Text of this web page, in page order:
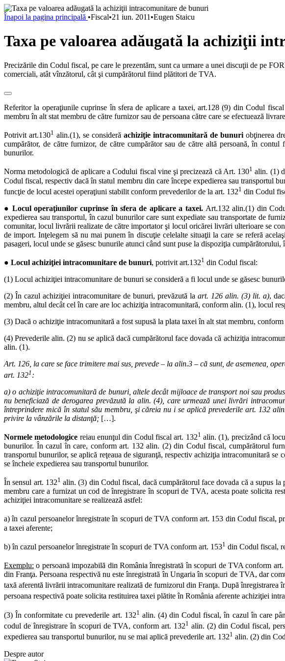
Înapoi la pagina principală •Fiscal•21 iun. 2011 •Eugen Staicu
Taxa pe valoarea adăugată la achiziţii
Precizările din Codul fiscal, pe care le prezentăm, sunt ca urmare a unei discuţii de pe
comerciali, atât vînzătorul, cât şi cumpărătorul fiind plătitori de TVA.
Referitor la operaţiunile cuprinse în sfera de aplicare a taxei, art.128 (9) din Codul fiscal
membru în alt stat membru de către furnizor sau de persoana către care se efectuează
Potrivit art.1301 alin.(1), se considerăachiziţie intracomunitară de bunuri obţinerea
cumpărător, de către furnizor, de către cumpărător sau de către altă persoană, în
bunurilor.
Norma metodologică de aplicare a Codului fiscal vine şi precizează că Art. 1301 alin. (1)
Codul fiscal, respectiv dacă în statul membru din care începe expedierea sau transportul
funcţie de locul acestei operaţiuni stabilit conform prevederilor de la art. 1321 din Codul
● Locul operaţiunilor cuprinse în sfera de aplicare a taxei. Art.132 alin.(1) din
expedierea sau transportul, în cazul bunurilor care sunt expediate sau transportate de
comunitar, locul livrării realizate de către importator şi locul oricărei livrări ulterioare se
de import. Inţelegem să nu mai punem în discuţie celelalte situaţii la care se referă
pasageri, locul unde se găsesc bunurile atunci când sunt puse la dispoziţia
● Locul achiziţiei intracomunitare de bunuri, potrivit art.1321 din Codul fiscal:
(1) Locul achiziţiei intracomunitare de bunuri se consideră a fi locul unde se găsesc
(2) În cazul achiziţiei intracomunitare de bunuri, prevăzută la art. 126 alin. (3) lit. a),
membru, altul decât cel în care are loc achiziţia intracomunitară, conform alin. (1), locul
(3) Dacă o achiziţie intracomunitară a fost supusă la plata taxei în alt stat membru,
(4) Prevederile alin. (2) nu se aplică dacă cumpărătorul face dovada că achiziţia
alin. (1).
Art. 126, la care se face trimitere mai sus, prevede – la alin.3 – că sunt, de asemenea,
art. 1321 :
a) o achiziţie intracomunitară de bunuri, altele decât mijloace de transport noi sau
nu beneficiază de derogarea prevăzută la alin. (4), care urmează unei livrări
întreprindere mică în statul său membru, şi căreia nu i se aplică prevederile art. 132
privire la vânzările la distanţă; […].
Normele metodologice reiau enunţul din Codul fiscal art. 1321 alin. (1), precizând că
bunurilor. În cazul în care, conform art. 132 alin. (2) din Codul fiscal, cumpărătorul
transportul bunurilor, se aplică reţeaua de siguranţă, respectiv achiziţia intracomunitară
se încheie expedierea sau transportul bunurilor.
În sensul art. 1321 alin. (3) din Codul fiscal, dacă cumpărătorul face dovada că a supus
membru care a furnizat un cod de înregistrare în scopuri de TVA, acesta poate solicita
achiziţiei intracomunitare se realizează astfel:
a) în cazul persoanelor înregistrate în scopuri de TVA conform art. 153 din Codul fiscal,
a taxei aferente;
b) în cazul persoanelor înregistrate în scopuri de TVA conform art. 1531 din Codul fiscal,
Exemplu: o persoană impozabilă din România înregistrată în scopuri de TVA conform
din Franţa. Persoana respectivă nu este înregistrată în Ungaria în scopuri de TVA, dar
taxă aferentă livrării intracomunitare realizată de furnizorul din Franţa. După
persoana respectivă poate solicita restituirea taxei plătite în România aferente achiziţiei
(3) În conformitate cu prevederile art. 1321 alin. (4) din Codul fiscal, în cazul în care
codul de înregistrare în scopuri de TVA, conform art. 1321 alin. (2) din Codul fiscal,
expedierea sau transportul bunurilor, nu se mai aplică prevederile art. 1321 alin. (2) din
Despre autor